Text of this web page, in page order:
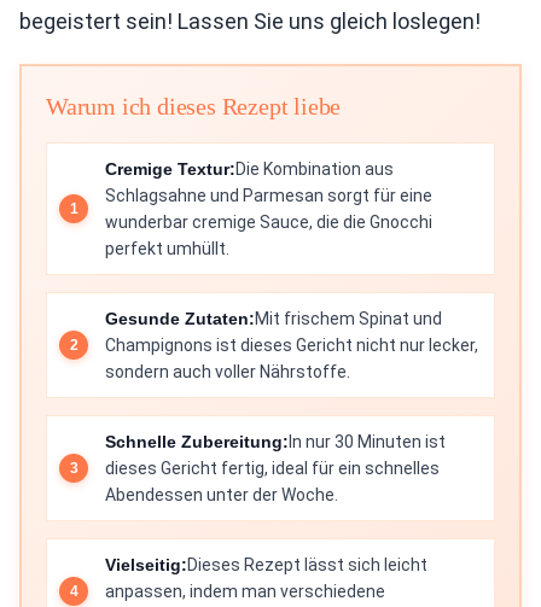
begeistert sein! Lassen Sie uns gleich loslegen!
Warum ich dieses Rezept liebe
Cremige Textur:Die Kombination aus
Schlagsahne und Parmesan sorgt für eine
wunderbar cremige Sauce, die die Gnocchi
perfekt umhüllt.
Gesunde Zutaten:Mit frischem Spinat und
Champignons ist dieses Gericht nicht nur lecker,
sondern auch voller Nährstoffe.
Schnelle Zubereitung: In nur 30 Minuten ist
dieses Gericht fertig, ideal für ein schnelles
Abendessen unter der Woche.
Vielseitig:Dieses Rezept lässt sich leicht
anpassen, indem man verschiedene